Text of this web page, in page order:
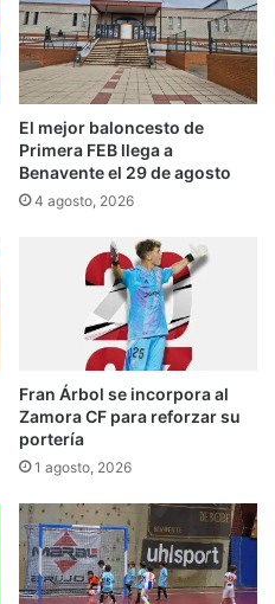
El mejor baloncesto de
Primera FEB llega a
Benavente el 29 de agosto
4 agosto, 2026
Fran Árbol se incorpora al
Zamora CF para reforzar su
portería
1 agosto, 2026